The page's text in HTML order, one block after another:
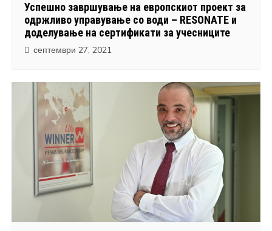
Успешно завршување на европскиот проект за
одржливо управување со води – RESONATE и
доделување на сертификати за учесниците
септември 27, 2021